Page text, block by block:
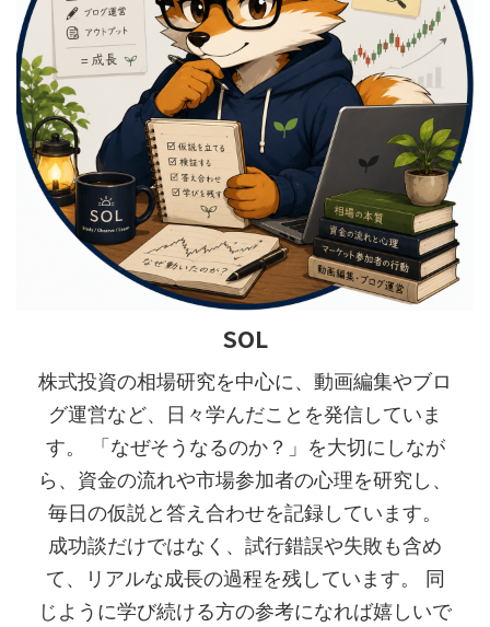
SOL
株式投資の相場研究を中心に、動画編集やブロ
グ運営など、日々学んだことを発信していま
す。 「なぜそうなるのか？」を大切にしなが
ら、資金の流れや市場参加者の心理を研究し、
毎日の仮説と答え合わせを記録しています。
成功談だけではなく、試行錯誤や失敗も含め
て、リアルな成長の過程を残しています。 同
じように学び続ける方の参考になれば嬉しいで